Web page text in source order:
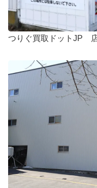
シマノ フライロッド アス
釣具買取クーポン
g-
迄）
シマノ フライロッド フリー
未使用
シマノ フライロッド リー
9’2” 未使用
釣具買取クーポン
g-
シマノ フライロッド ライ
迄）
ダイワ ベイトリール TDジ
釣具買取クーポン g-
迄）
ダイワ ベイトリール ジリ
左 未使用
釣具買取クーポン g-
迄）
つりぐ買取ドットJP